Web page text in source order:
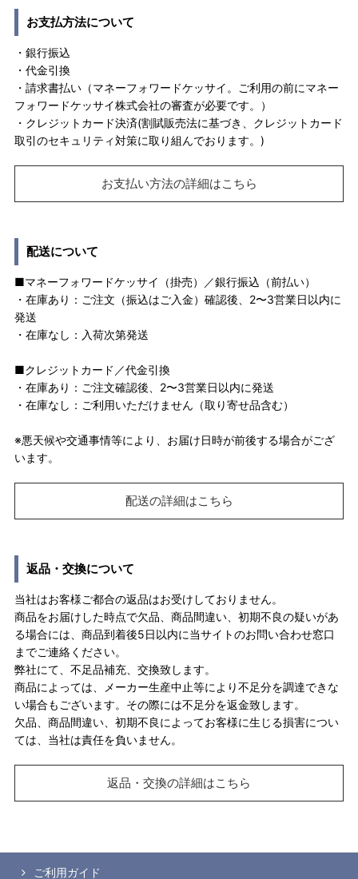
お支払方法について
・銀行振込
・代金引換
・請求書払い（マネーフォワードケッサイ。ご利用の前にマネー
フォワードケッサイ株式会社の審査が必要です。）
・クレジットカード決済(割賦販売法に基づき、クレジットカード
取引のセキュリティ対策に取り組んでおります。)
お支払い方法の詳細はこちら
配送について
■マネーフォワードケッサイ（掛売）／銀行振込（前払い）
・在庫あり：ご注文（振込はご入金）確認後、2〜3営業日以内に
発送
・在庫なし：入荷次第発送
■クレジットカード／代金引換
・在庫あり：ご注文確認後、2〜3営業日以内に発送
・在庫なし：ご利用いただけません（取り寄せ品含む）
※悪天候や交通事情等により、お届け日時が前後する場合がござ
います。
配送の詳細はこちら
返品・交換について
当社はお客様ご都合の返品はお受けしておりません。
商品をお届けした時点で欠品、商品間違い、初期不良の疑いがあ
る場合には、商品到着後5日以内に当サイトのお問い合わせ窓口
までご連絡ください。
弊社にて、不足品補充、交換致します。
商品によっては、メーカー生産中止等により不足分を調達できな
い場合もございます。その際には不足分を返金致します。
欠品、商品間違い、初期不良によってお客様に生じる損害につい
ては、当社は責任を負いません。
返品・交換の詳細はこちら
ご利用ガイド